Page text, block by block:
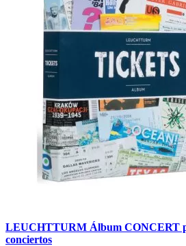
LEUCHTTURM Álbum CONCERT
conciertos